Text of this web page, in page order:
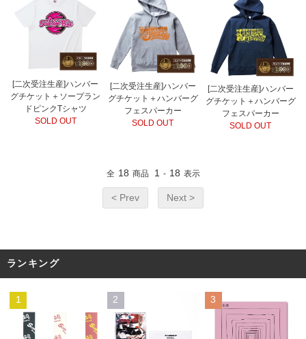
[二次受注生産]ハンバー
グチケット＋ソープラン
ドピンクTシャツ
SOLD OUT
[二次受注生産]ハンバー
グチケット＋ハンバーグ
フェスパーカー
SOLD OUT
[二次受注生産]ハンバー
グチケット＋ハンバーグ
フェスパーカー
SOLD OUT
全 18 商品 1 - 18 表示
< Prev Next >
ランキング
1 2 3